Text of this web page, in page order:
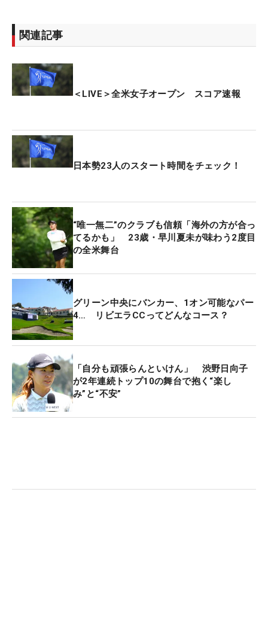
大会通算2勝の笹生優花は午前4時52分にスタート。
は午前5時36分にラウンドを開始する。
関連記事
＜LIVE＞全米女子オープン スコア速報
日本勢23人のスタート時間をチェック！
“唯一無二”のクラブも信頼「海外の方が合っ
てるかも」 23歳・早川夏未が味わう2度目
の全米舞台
グリーン中央にバンカー、1オン可能なパー
4… リビエラCCってどんなコース？
「自分も頑張らんといけん」 渋野日向子
が2年連続トップ10の舞台で抱く“楽し
み”と“不安”